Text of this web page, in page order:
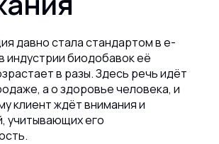
давно стала стандартом в e-
индустрии биодобавок её
в разы. Здесь речь идёт
а о здоровье человека, и
клиент ждёт внимания и
учитывающих его